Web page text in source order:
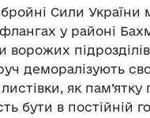
Сили України
у районі
ворожих підрозділів
деморалізують
як пам’ятку
бути в постійній